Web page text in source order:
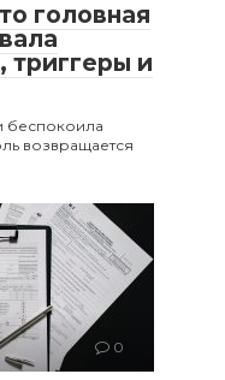
головная
и
беспокоила
возвращается
0